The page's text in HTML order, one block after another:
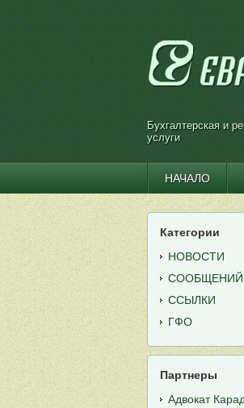
Бухгалтерская и
услуги
НАЧАЛО
Категории
НОВОСТИ
СООБЩЕНИЙ
ССЫЛКИ
ГФО
Партнеры
Адвокат